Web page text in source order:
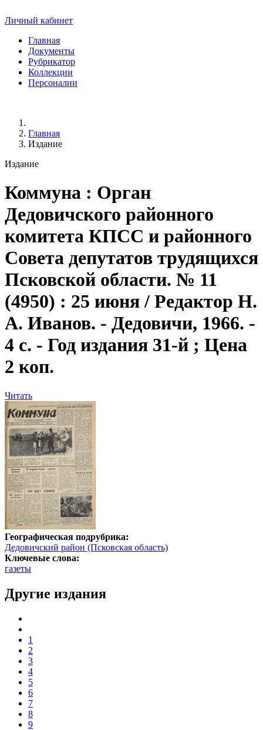
Личный кабинет
Главная
Документы
Рубрикатор
Коллекции
Персоналии
Главная
Издание
Издание
Коммуна : Орган
Дедовичского районного
комитета КПСС и районного
Совета депутатов трудящихся
Псковской области. № 11
(4950) : 25 июня / Редактор Н.
А. Иванов. - Дедовичи, 1966. -
4 с. - Год издания 31-й ; Цена
2 коп.
Читать
Географическая подрубрика:
Дедовичский район (Псковская область)
Ключевые слова:
газеты
Другие издания
1
2
3
4
5
6
7
8
9